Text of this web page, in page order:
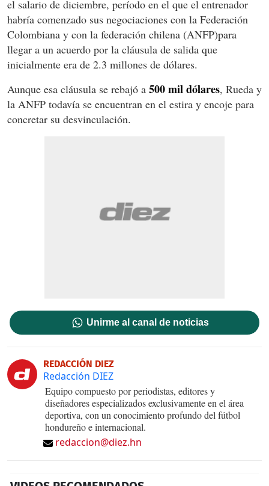
el salario de diciembre, período en el que el entrenador
habría comenzado sus negociaciones con la Federación
Colombiana y con la federación chilena (ANFP)para
llegar a un acuerdo por la cláusula de salida que
inicialmente era de 2.3 millones de dólares.
Aunque esa cláusula se rebajó a 500 mil dólares, Rueda y
la ANFP todavía se encuentran en el estira y encoje para
concretar su desvinculación.
Unirme al canal de noticias
REDACCIÓN DIEZ
Redacción DIEZ
Equipo compuesto por periodistas, editores y
diseñadores especializados exclusivamente en el área
deportiva, con un conocimiento profundo del fútbol
hondureño e internacional.
redaccion@diez.hn